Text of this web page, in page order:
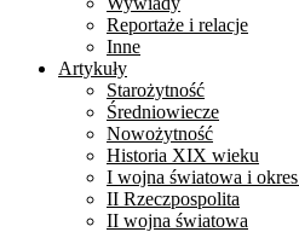
Reportaże i relacje
Inne
Artykuły
Starożytność
Średniowiecze
Nowożytność
Historia XIX wieku
I wojna światowa i
II Rzeczpospolita
II wojna światowa